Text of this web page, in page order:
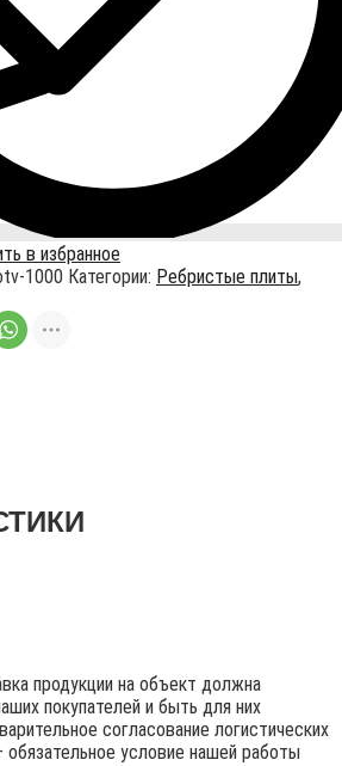
в избранное
1000 Категории: Ребристые плиты,
продукции на объект должна
покупателей и быть для них
согласование логистических
условие нашей работы